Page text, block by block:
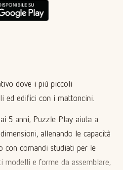
dove i più piccoli
ed edifici con i mattoncini.
5 anni, Puzzle Play aiuta a
allenando le capacità
con comandi studiati per le
modelli e forme da assemblare,